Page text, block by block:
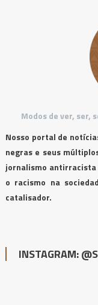
Modos de ver, ser,
Nosso portal de
negras e seus
jornalismo
o racismo na
catalisador.
INSTAGRAM: